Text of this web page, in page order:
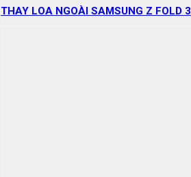
THAY LOA NGOÀI SAMSUNG Z FOLD 3